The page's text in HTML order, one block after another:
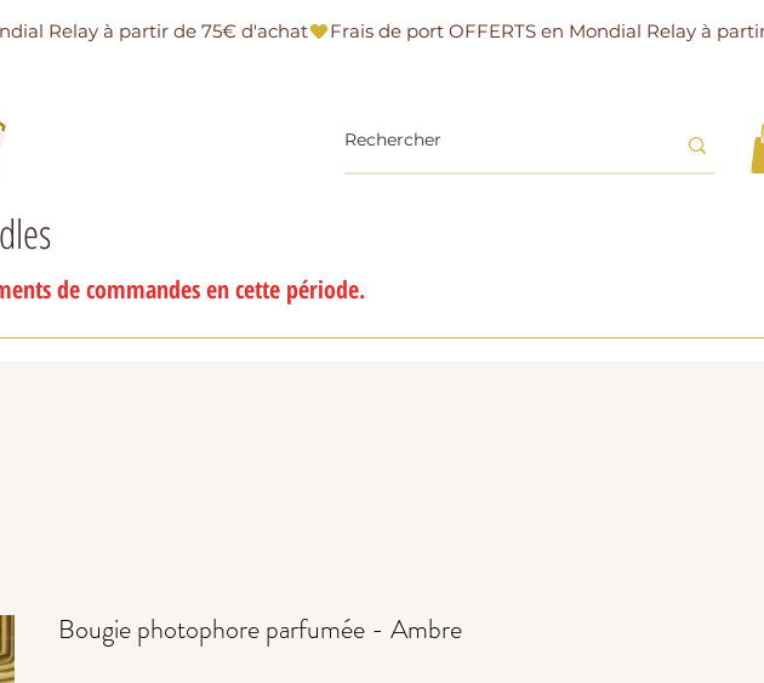
de commandes en cette période.
Bougie photophore parfumée - Ambre